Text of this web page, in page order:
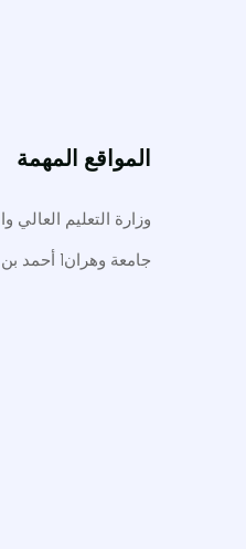
المواقع المهمة
وزارة التعليم العالي
جامعة وهران1 أحمد بن بلة